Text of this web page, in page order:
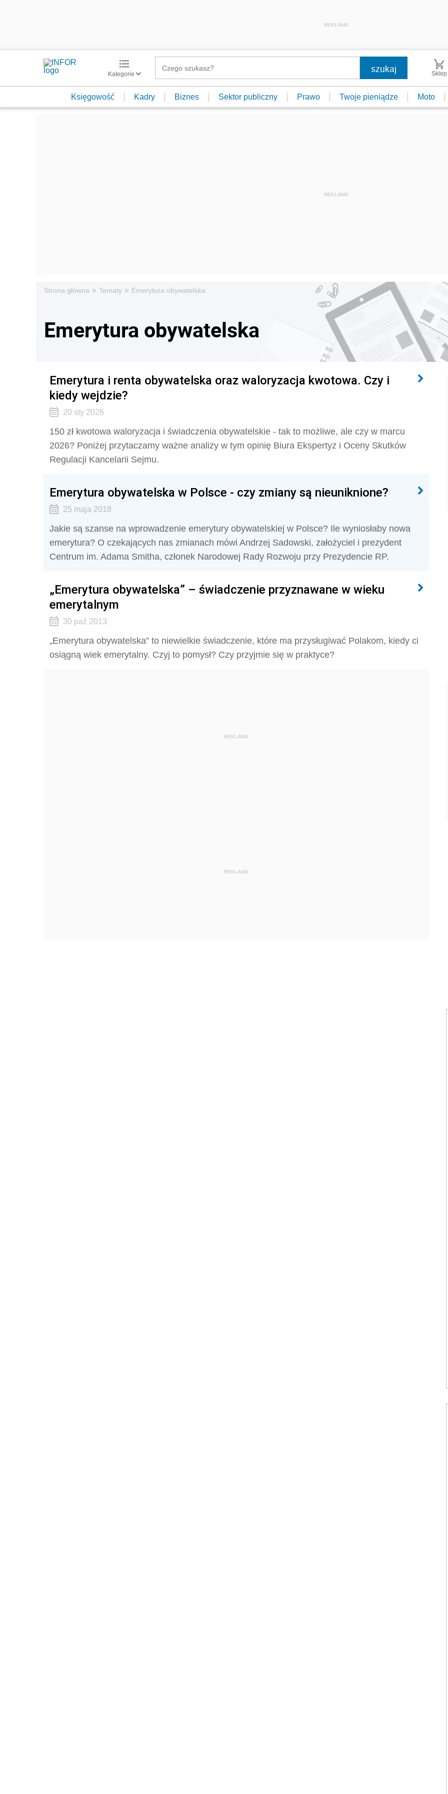
REKLAMA
Kategorie Sklep
Księgowość Kadry Biznes Sektor publiczny Prawo Twoje pieniądze Moto
Strona główna » Tematy » Emerytura obywatelska
Emerytura obywatelska
Emerytura i renta obywatelska oraz waloryzacja kwotowa. Czy i
kiedy wejdzie?
20 sty 2026
150 zł kwotowa waloryzacja i świadczenia obywatelskie - tak to możliwe, ale czy w marcu
2026? Poniżej przytaczamy ważne analizy w tym opinię Biura Ekspertyz i Oceny Skutków
Regulacji Kancelarii Sejmu.
Emerytura obywatelska w Polsce - czy zmiany są nieuniknione?
25 maja 2018
Jakie są szanse na wprowadzenie emerytury obywatelskiej w Polsce? Ile wyniosłaby nowa
emerytura? O czekających nas zmianach mówi Andrzej Sadowski, założyciel i prezydent
Centrum im. Adama Smitha, członek Narodowej Rady Rozwoju przy Prezydencie RP.
„Emerytura obywatelska” – świadczenie przyznawane w wieku
emerytalnym
30 paź 2013
„Emerytura obywatelska” to niewielkie świadczenie, które ma przysługiwać Polakom, kiedy ci
osiągną wiek emerytalny. Czyj to pomysł? Czy przyjmie się w praktyce?
REKLAMA
REKLAMA